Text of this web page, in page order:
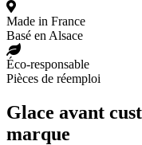
Made in France
Basé en Alsace
Éco-responsable
Pièces de réemploi
Glace avant
marque